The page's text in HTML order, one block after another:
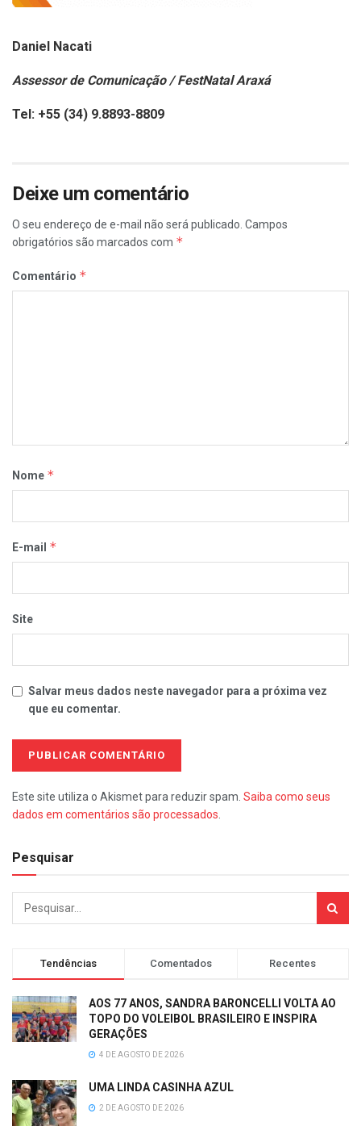
Daniel Nacati
Assessor de Comunicação / FestNatal Araxá
Tel: +55 (34) 9.8893-8809
Deixe um comentário
O seu endereço de e-mail não será publicado. Campos
obrigatórios são marcados com *
Comentário *
Nome *
E-mail *
Site
Salvar meus dados neste navegador para a próxima vez
que eu comentar.
Este site utiliza o Akismet para reduzir spam. Saiba como seus
dados em comentários são processados
Pesquisar
Tendências Comentados Recentes
AOS 77 ANOS, SANDRA BARONCELLI VOLTA AO
TOPO DO VOLEIBOL BRASILEIRO E INSPIRA
GERAÇÕES
4 DE AGOSTO DE 2026
UMA LINDA CASINHA AZUL
2 DE AGOSTO DE 2026